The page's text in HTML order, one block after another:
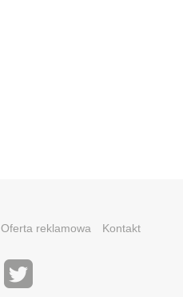
Oferta reklamowa Kontakt